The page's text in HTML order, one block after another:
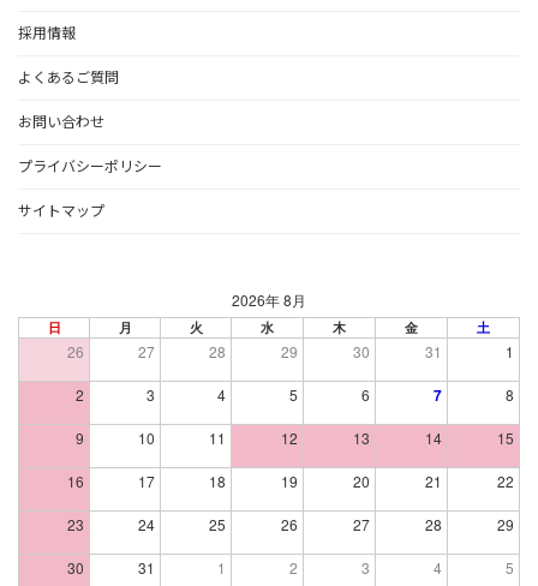
採用情報
よくあるご質問
お問い合わせ
プライバシーポリシー
サイトマップ
2026年 8月
日 月 火 水 木 金 土
26 27 28 29 30 31 1
2 3 4 5 6 7 8
9 10 11 12 13 14 15
16 17 18 19 20 21 22
23 24 25 26 27 28 29
30 31 1 2 3 4 5